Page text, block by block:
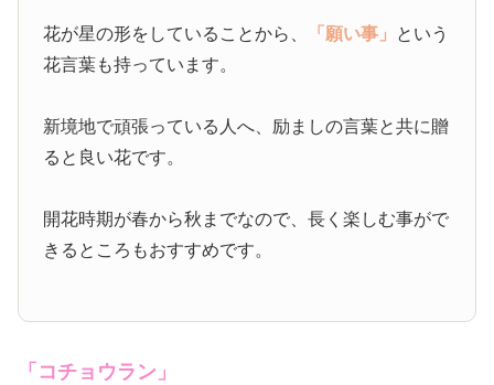
花が星の形をしていることから、 「願い事」 という
花言葉も持っています。
新境地で頑張っている人へ、励ましの言葉と共に贈
ると良い花です。
開花時期が春から秋までなので、長く楽しむ事がで
きるところもおすすめです。
「コチョウラン」